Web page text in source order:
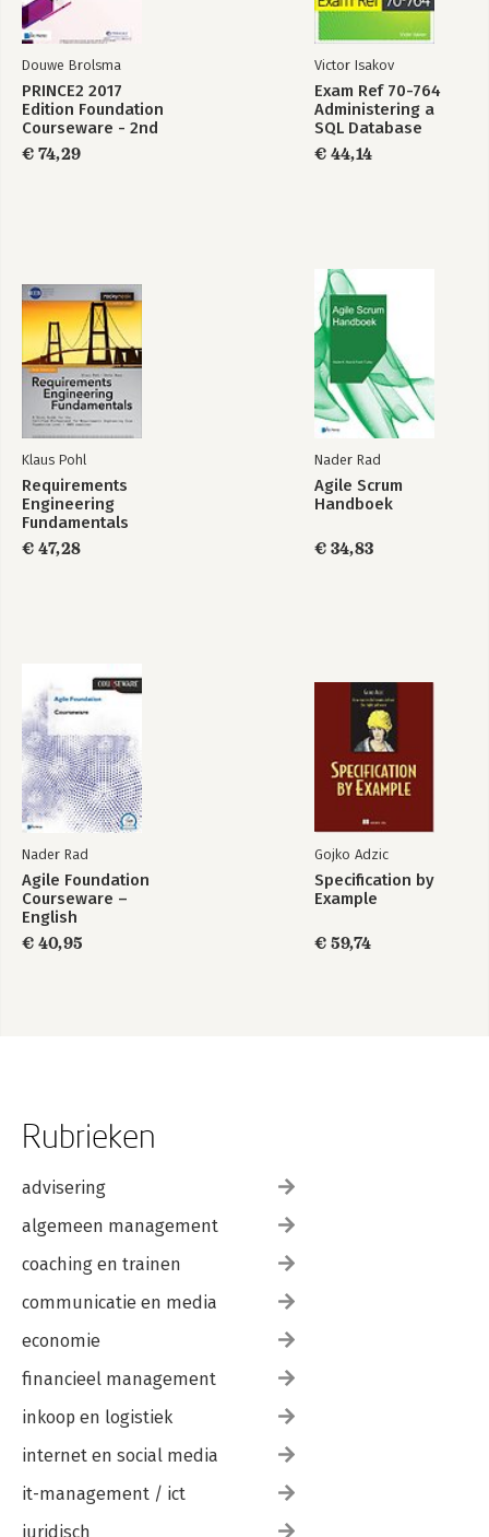
Agile Scrum
Handboek
Agile Scrum
Handboek
Bekijk alle boeken
Douwe Brolsma
PRINCE2 2017
Edition Foundation
Courseware - 2nd
revised edition
€ 74,29
Victor Isakov
Exam Ref 70-764
Administering a
SQL Database
Infrastructure
€ 44,14
Klaus Pohl
Requirements
Engineering
Fundamentals
€ 47,28
Nader Rad
Agile Scrum
Handboek
€ 34,83
Nader Rad
Agile Foundation
Courseware –
English
€ 40,95
Gojko Adzic
Specification by
Example
€ 59,74
Rubrieken
advisering
algemeen management
coaching en trainen
communicatie en media
economie
financieel management
inkoop en logistiek
internet en social media
it-management / ict
juridisch